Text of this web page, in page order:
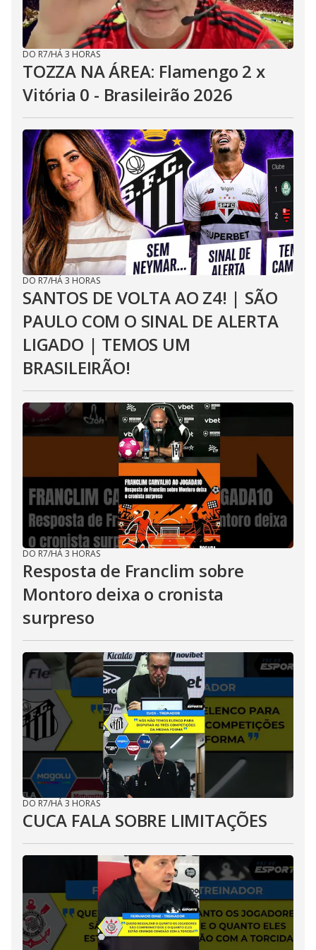
DO R7/HÁ 3 HORAS
TOZZA NA ÁREA: Flamengo 2 x
Vitória 0 - Brasileirão 2026
DO R7/HÁ 3 HORAS
SANTOS DE VOLTA AO Z4! | SÃO
PAULO COM O SINAL DE ALERTA
LIGADO | TEMOS UM
BRASILEIRÃO!
DO R7/HÁ 3 HORAS
Resposta de Franclim sobre
Montoro deixa o cronista
surpreso
DO R7/HÁ 3 HORAS
CUCA FALA SOBRE LIMITAÇÕES